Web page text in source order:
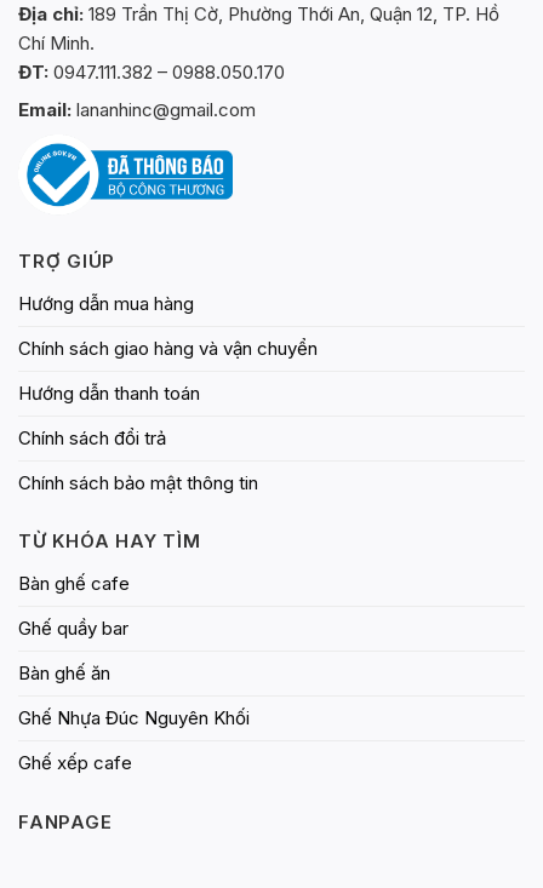
Địa chỉ: 189 Trần Thị Cờ, Phường Thới An, Quận 12, TP. Hồ
Chí Minh.
ĐT: 0947.111.382 – 0988.050.170
Email: lananhinc@gmail.com
TRỢ GIÚP
Hướng dẫn mua hàng
Chính sách giao hàng và vận chuyển
Hướng dẫn thanh toán
Chính sách đổi trả
Chính sách bảo mật thông tin
TỪ KHÓA HAY TÌM
Bàn ghế cafe
Ghế quầy bar
Bàn ghế ăn
Ghế Nhựa Đúc Nguyên Khối
Ghế xếp cafe
FANPAGE